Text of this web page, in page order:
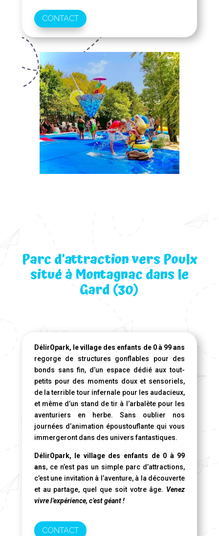
CONTACT
Parc d’attraction vers Poulx
situé à Montagnac dans le
Gard (30)
DélirOpark, le village des enfants de 0 à 99 ans
regorge de structures gonflables pour des
bonds sans fin, d’un espace dédié aux tout-
petits pour des moments doux et sensoriels,
de la terrible tour infernale pour les audacieux,
et même d’un stand de tir à l’arbalète pour les
aventuriers en herbe. Sans oublier nos
journées d’animation époustouflante qui vous
immergeront dans des univers fantastiques.
DélirOpark, le village des enfants de 0 à 99
ans, ce n’est pas un simple parc d’attractions,
c’est une invitation à l’aventure, à la découverte
et au partage, quel que soit votre âge. Venez
vivre l’expérience, c’est géant !
CONTACT